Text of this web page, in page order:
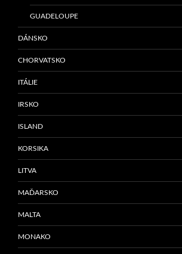
GUADELOUPE
DÁNSKO
CHORVATSKO
ITÁLIE
IRSKO
ISLAND
KORSIKA
LITVA
MAĎARSKO
MALTA
MONAKO